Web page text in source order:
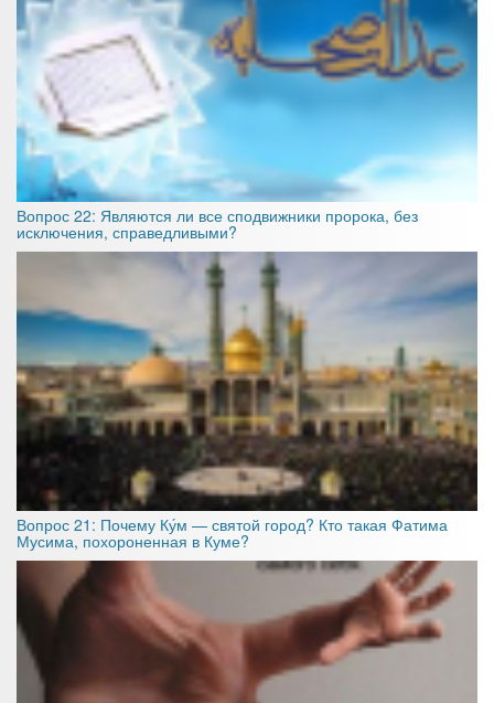
Вопрос 22: Являются ли все сподвижники пророка, без
исключения, справедливыми?
Вопрос 21: Почему Ку́м — святой город? Кто такая Фатима
Мусима, похороненная в Куме?